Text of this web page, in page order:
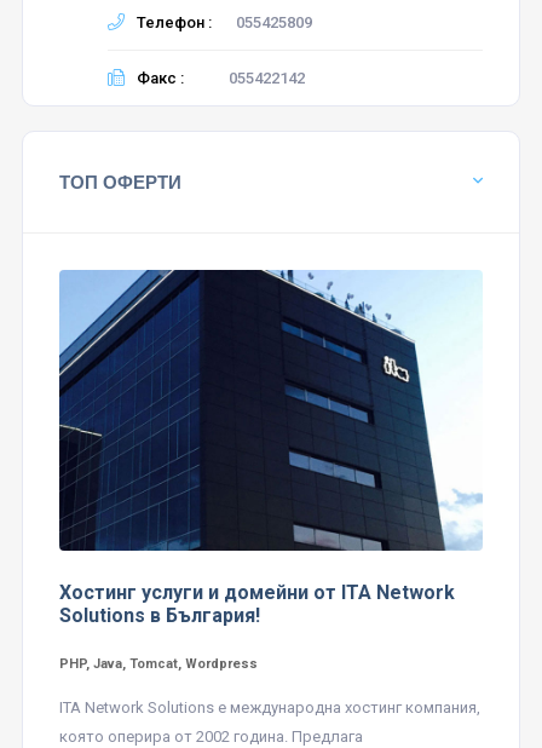
Телефон : 055425809
Факс : 055422142
ТОП ОФЕРТИ
Хостинг услуги и домейни от ITA Network
Solutions в България!
PHP, Java, Tomcat, Wordpress
ITA Network Solutions е международна хостинг компания,
която оперира от 2002 година. Предлага